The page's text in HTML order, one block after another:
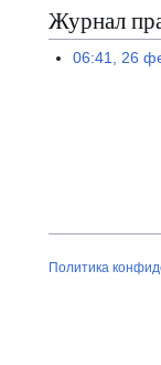
Журнал
06:41, 26
Политика